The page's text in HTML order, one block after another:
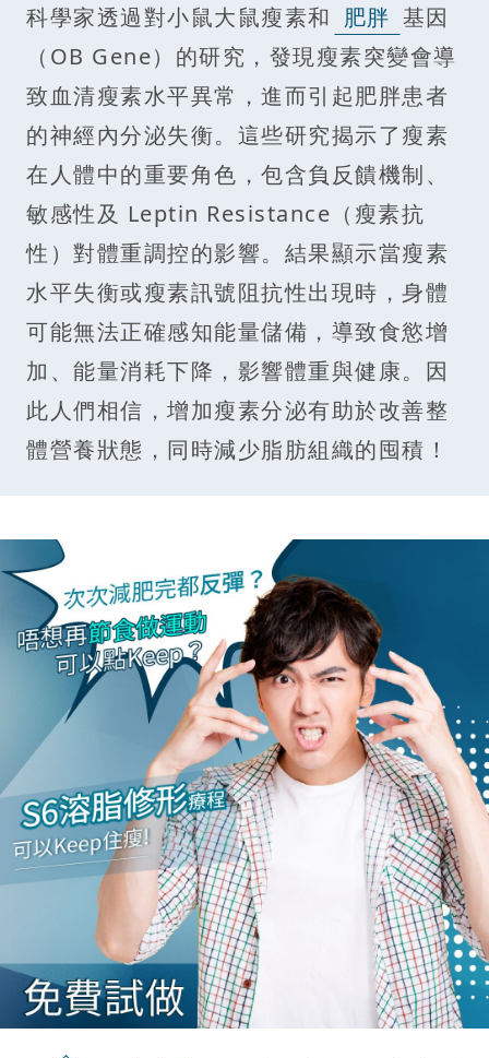
科學家透過對小鼠大鼠瘦素和 肥胖 基因
（OB Gene）的研究，發現瘦素突變會導
致血清瘦素水平異常，進而引起肥胖患者
的神經內分泌失衡。這些研究揭示了瘦素
在人體中的重要角色，包含負反饋機制、
敏感性及 Leptin Resistance（瘦素抗
性）對體重調控的影響。結果顯示當瘦素
水平失衡或瘦素訊號阻抗性出現時，身體
可能無法正確感知能量儲備，導致食慾增
加、能量消耗下降，影響體重與健康。因
此人們相信，增加瘦素分泌有助於改善整
體營養狀態，同時減少脂肪組織的囤積！